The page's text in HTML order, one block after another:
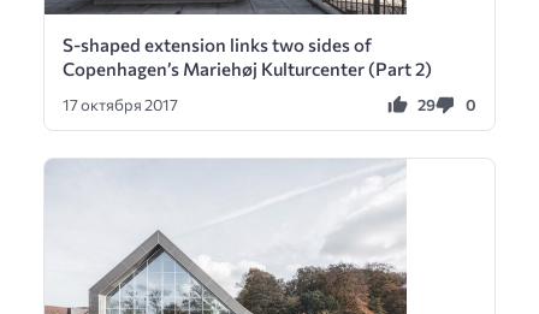
S-shaped extension links two sides of
Copenhagen’s Mariehøj Kulturcenter (Part 2)
17 октября 2017 29 0